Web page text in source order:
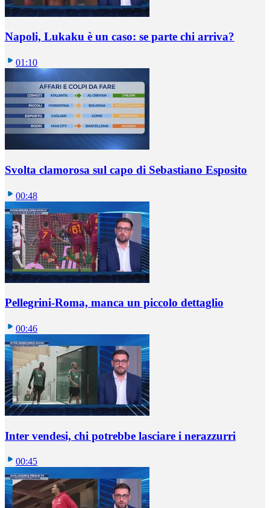
Napoli, Lukaku è un caso: se parte chi arriva?
01:10
Svolta clamorosa sul capo di Sebastiano Esposito
00:48
Pellegrini-Roma, manca un piccolo dettaglio
00:46
Inter vendesi, chi potrebbe lasciare i nerazzurri
00:45